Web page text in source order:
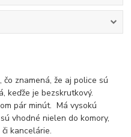
znamená, že aj police sú
keďže je bezskrutkový.
pár minút. Má vysokú
vhodné nielen do komory,
kancelárie.